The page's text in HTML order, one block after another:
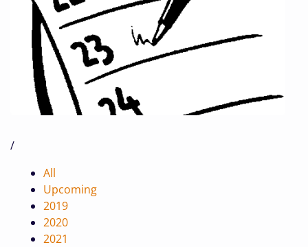
/
All
Upcoming
2019
2020
2021